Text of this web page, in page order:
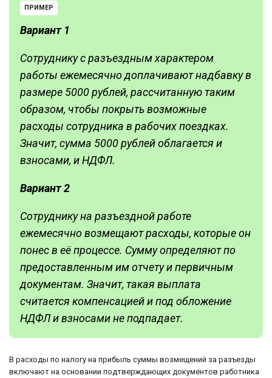
ПРИМЕР
Вариант 1
Сотруднику с разъездным характером
работы ежемесячно доплачивают надбавку в
размере 5000 рублей, рассчитанную таким
образом, чтобы покрыть возможные
расходы сотрудника в рабочих поездках.
Значит, сумма 5000 рублей облагается и
взносами, и НДФЛ.
Вариант 2
Сотруднику на разъездной работе
ежемесячно возмещают расходы, которые он
понес в её процессе. Сумму определяют по
предоставленным им отчету и первичным
документам. Значит, такая выплата
считается компенсацией и под обложение
НДФЛ и взносами не подпадает.
В расходы по налогу на прибыль суммы возмещений за разъезды
включают на основании подтверждающих документов работника